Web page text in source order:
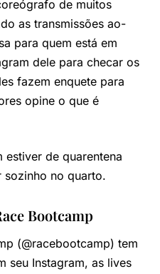
de muitos
as transmissões ao-
para quem está em
dele para checar os
fazem enquete para
opine o que é
de quarentena
sozinho no quarto.
Bootcamp
(@racebootcamp) tem
seu Instagram, as lives